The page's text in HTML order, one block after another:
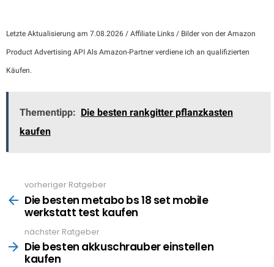
Letzte Aktualisierung am 7.08.2026 / Affiliate Links / Bilder von der Amazon
Product Advertising API Als Amazon-Partner verdiene ich an qualifizierten
Käufen.
Thementipp: Die besten rankgitter pflanzkasten
kaufen
more
vorheriger Ratgeber
Die besten metabo bs 18 set mobile
werkstatt test kaufen
nächster Ratgeber
Die besten akkuschrauber einstellen
kaufen